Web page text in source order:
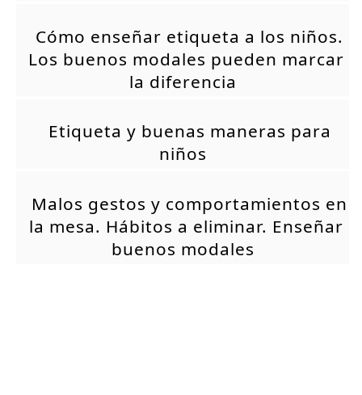
Cómo enseñar etiqueta a los niños.
Los buenos modales pueden marcar
la diferencia
Etiqueta y buenas maneras para
niños
Malos gestos y comportamientos en
la mesa. Hábitos a eliminar. Enseñar
buenos modales